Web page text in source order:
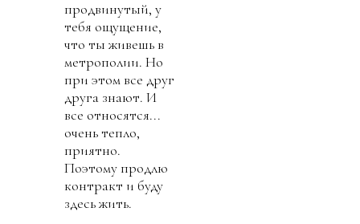
продвинутый, у
тебя ощущение,
что ты живешь в
метрополии. Но
при этом все друг
друга знают. И
все относятся...
очень тепло,
приятно.
Поэтому продлю
контракт и буду
здесь жить.